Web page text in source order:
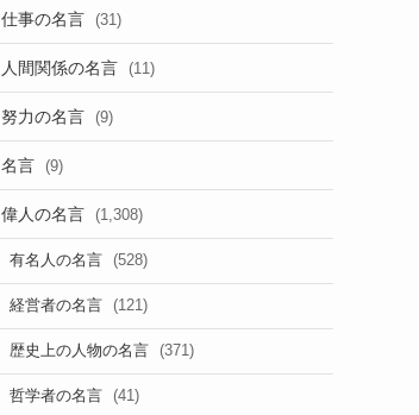
仕事の名言 (31)
人間関係の名言 (11)
努力の名言 (9)
名言 (9)
偉人の名言 (1,308)
有名人の名言 (528)
経営者の名言 (121)
歴史上の人物の名言 (371)
哲学者の名言 (41)